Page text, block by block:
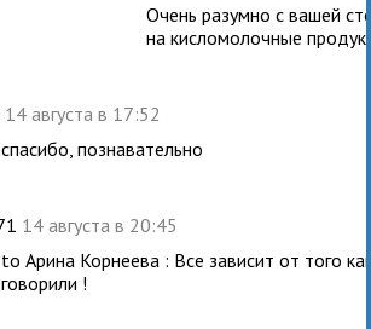
Очень разумно с вашей
на кисломолочные
14 августа в 17:52
спасибо, познавательно
14 августа в 20:45
to Арина Корнеева : Все зависит от того
говорили !